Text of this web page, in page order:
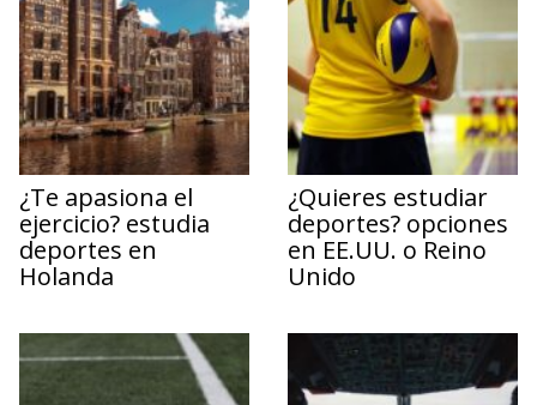
¿Te apasiona el
ejercicio? estudia
deportes en
Holanda
¿Quieres estudiar
deportes? opciones
en EE.UU. o Reino
Unido